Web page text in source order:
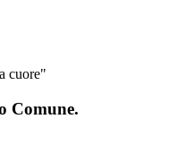
cuore"
Comune.